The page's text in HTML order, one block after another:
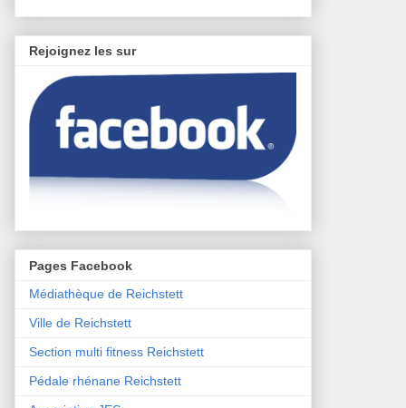
Rejoignez les sur
Pages Facebook
Médiathèque de Reichstett
Ville de Reichstett
Section multi fitness Reichstett
Pédale rhénane Reichstett